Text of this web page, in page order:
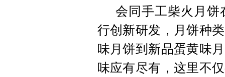
会同手工柴火月饼
行创新研发，月饼种
味月饼到新品蛋黄味
味应有尽有，这里不